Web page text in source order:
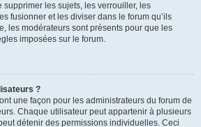
les sujets, les verrouiller, les
fusionner et les diviser dans le forum qu’ils
les modérateurs sont présents pour que les
imposées sur le forum.
?
une façon pour les administrateurs du forum de
Chaque utilisateur peut appartenir à plusieurs
détenir des permissions individuelles. Ceci